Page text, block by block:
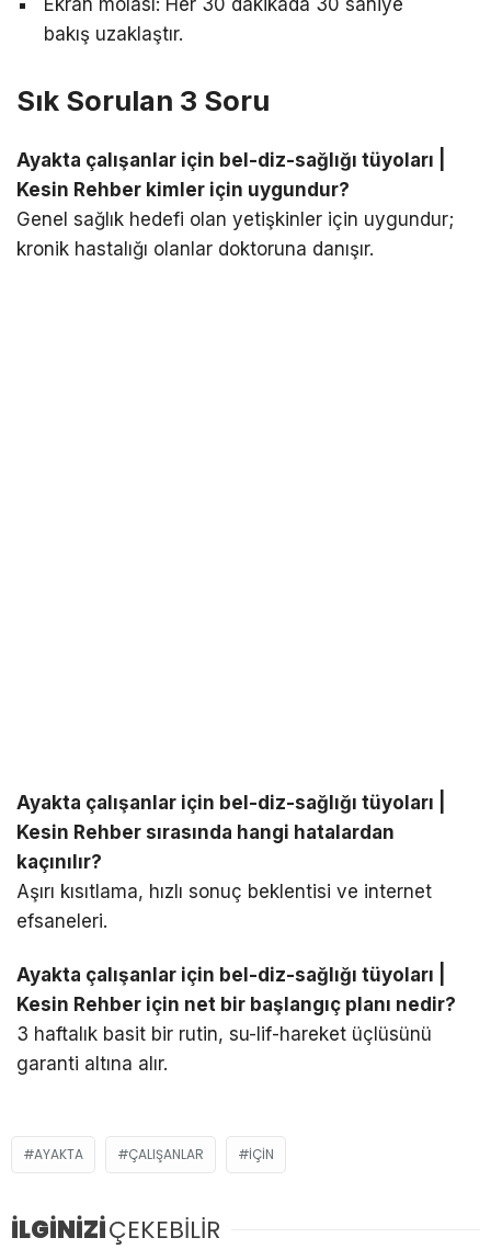
Ekran molası: Her 30 dakikada 30 saniye
bakış uzaklaştır.
Sık Sorulan 3 Soru
Ayakta çalışanlar için bel-diz-sağlığı tüyoları |
Kesin Rehber kimler için uygundur?
Genel sağlık hedefi olan yetişkinler için uygundur;
kronik hastalığı olanlar doktoruna danışır.
Ayakta çalışanlar için bel-diz-sağlığı tüyoları |
Kesin Rehber sırasında hangi hatalardan
kaçınılır?
Aşırı kısıtlama, hızlı sonuç beklentisi ve internet
efsaneleri.
Ayakta çalışanlar için bel-diz-sağlığı tüyoları |
Kesin Rehber için net bir başlangıç planı nedir?
3 haftalık basit bir rutin, su-lif-hareket üçlüsünü
garanti altına alır.
AYAKTA ÇALIŞANLAR IÇIN
İLGİNİZİÇEKEBİLİR